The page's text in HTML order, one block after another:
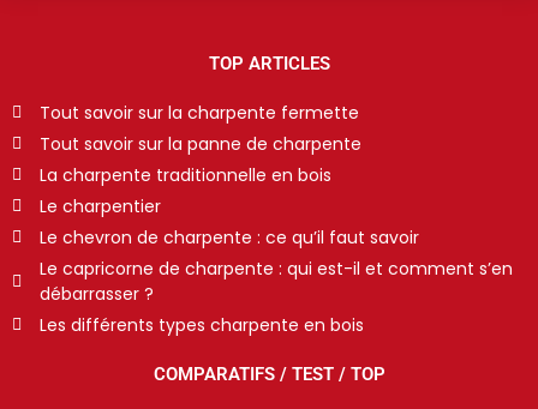
TOP ARTICLES
Tout savoir sur la charpente fermette
Tout savoir sur la panne de charpente
La charpente traditionnelle en bois
Le charpentier
Le chevron de charpente : ce qu’il faut savoir
Le capricorne de charpente : qui est-il et comment s’en
débarrasser ?
Les différents types charpente en bois
COMPARATIFS / TEST / TOP